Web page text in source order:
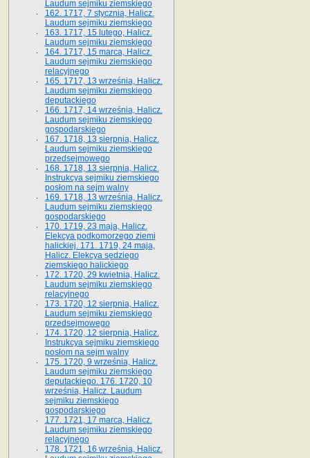
Laudum sejmiku ziemskiego
162. 1717, 7 stycznia, Halicz.
Laudum sejmiku ziemskiego
163. 1717, 15 lutego, Halicz.
Laudum sejmiku ziemskiego
164. 1717, 15 marca, Halicz.
Laudum sejmiku ziemskiego
relacyjnego
165. 1717, 13 września, Halicz.
Laudum sejmiku ziemskiego
deputackiego
166. 1717, 14 września, Halicz.
Laudum sejmiku ziemskiego
gospodarskiego
167. 1718, 13 sierpnia, Halicz.
Laudum sejmiku ziemskiego
przedsejmowego
168. 1718, 13 sierpnia, Halicz.
Instrukcya sejmiku ziemskiego
posłom na sejm walny
169. 1718, 13 września, Halicz.
Laudum sejmiku ziemskiego
gospodarskiego
170. 1719, 23 maja, Halicz.
Elekcya podkomorzego ziemi
halickiej. 171. 1719, 24 maja,
Halicz. Elekcya sędziego
ziemskiego halickiego
172. 1720, 29 kwietnia, Halicz.
Laudum sejmiku ziemskiego
relacyjnego
173. 1720, 12 sierpnia, Halicz.
Laudum sejmiku ziemskiego
przedsejmowego
174. 1720, 12 sierpnia, Halicz.
Instrukcya sejmiku ziemskiego
posłom na sejm walny
175. 1720, 9 września, Halicz.
Laudum sejmiku ziemskiego
deputackiego. 176. 1720, 10
września, Halicz. Laudum
sejmiku ziemskiego
gospodarskiego
177. 1721, 17 marca, Halicz.
Laudum sejmiku ziemskiego
relacyjnego
178. 1721, 16 września, Halicz.